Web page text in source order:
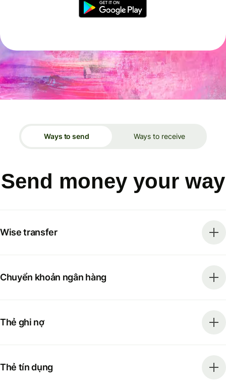
Ways to send Ways to receive
Send money your way
Wise transfer
Chuyển khoản ngân hàng
Thẻ ghi nợ
Thẻ tín dụng